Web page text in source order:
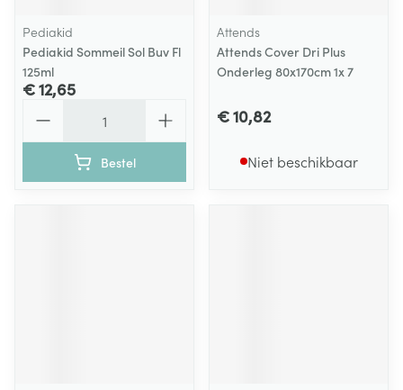
Pediakid
Pediakid Sommeil Sol Buv Fl
125ml
€ 12,65
Bestel
Attends
Attends Cover Dri Plus
Onderleg 80x170cm 1x 7
€ 10,82
Niet beschikbaar